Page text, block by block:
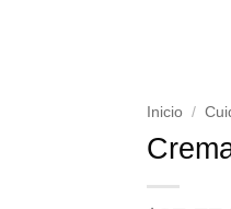
Inicio /